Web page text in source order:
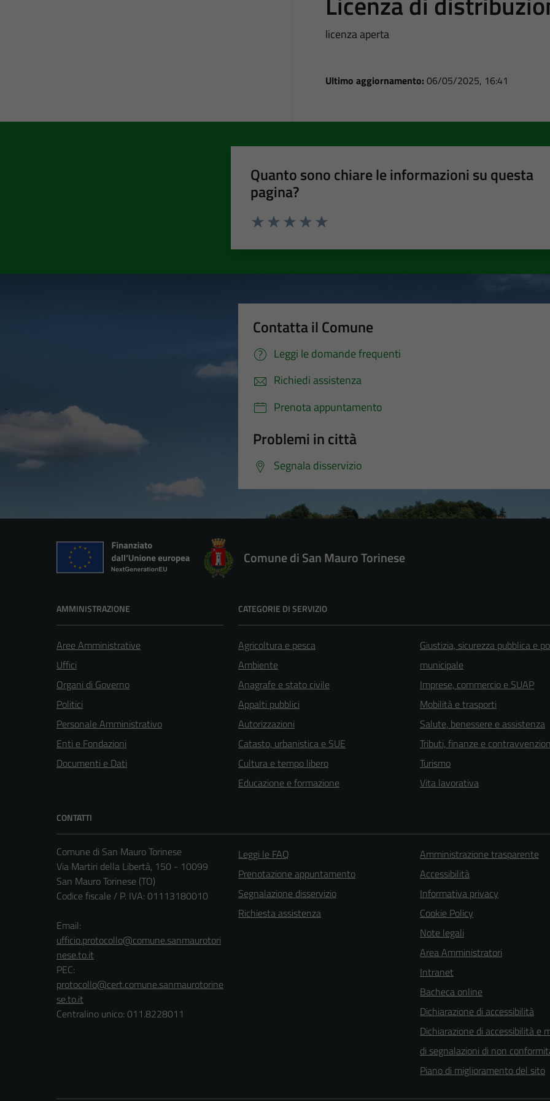
licenza aperta
Ultimo aggiornamento: 06/05/2025, 16:41
Quanto sono chiare le informazioni su questa
pagina?
Contatta il Comune
Leggi le domande frequenti
Richiedi assistenza
Prenota appuntamento
Problemi in città
Segnala disservizio
Comune di San Mauro Torinese
AMMINISTRAZIONE
Aree Amministrative
Uffici
Organi di Governo
Politici
Personale Amministrativo
Enti e Fondazioni
Documenti e Dati
CATEGORIE DI SERVIZIO
Agricoltura e pesca
Ambiente
Anagrafe e stato civile
Appalti pubblici
Autorizzazioni
Catasto, urbanistica e SUE
Cultura e tempo libero
Educazione e formazione
Giustizia, sicurezza pubblica e
municipale
Imprese, commercio e SUAP
Mobilità e trasporti
Salute, benessere e assistenza
Tributi, finanze e
Turismo
Vita lavorativa
CONTATTI
Comune di San Mauro Torinese
Via Martiri della Libertà, 150 - 10099
San Mauro Torinese (TO)
Codice fiscale / P. IVA: 01113180010
Email:
ufficio.protocollo@comune.sanmaurotori
nese.to.it
PEC:
protocollo@cert.comune.sanmaurotorine
se.to.it
Centralino unico: 011.8228011
Leggi le FAQ
Prenotazione appuntamento
Segnalazione disservizio
Richiesta assistenza
Amministrazione trasparente
Accessibilità
Informativa privacy
Cookie Policy
Note legali
Area Amministratori
Intranet
Bacheca online
Dichiarazione di accessibilità
Dichiarazione di accessibilità e
di segnalazioni di non
Piano di miglioramento del sito